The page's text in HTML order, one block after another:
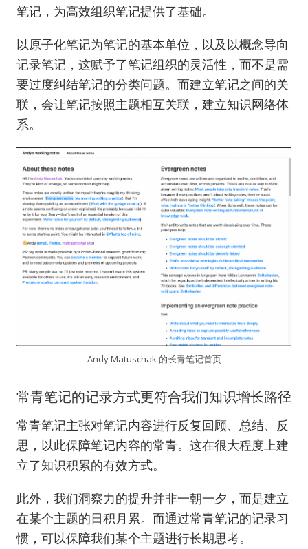
笔记，为高效组织笔记提供了基础。
以原子化笔记为笔记的基本单位，以及以概念导向
记录笔记，这赋予了笔记组织的灵活性，而不是需
要过度纠结笔记的分类问题。而建立笔记之间的关
联，会让笔记按照主题相互关联，建立知识网络体
系。
Andy Matuschak 的长青笔记首页
常青笔记的记录方式更符合我们知识增长路径
常青笔记主张对笔记内容进行反复回顾、总结、反
思，以此保障笔记内容的常青。这在很大程度上建
立了知识积累的有效方式。
此外，我们洞察力的提升并非一朝一夕，而是建立
在某个主题的日积月累。而通过常青笔记的记录习
惯，可以保障我们某个主题进行长期思考。